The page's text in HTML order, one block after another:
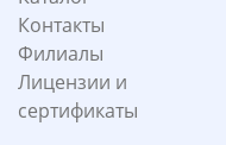
Контакты
Филиалы
Лицензии и
сертификаты